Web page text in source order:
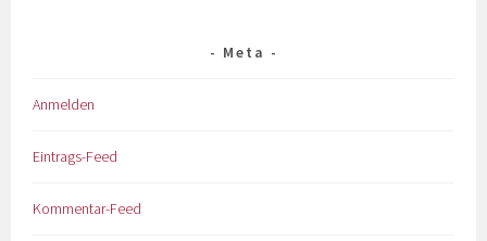
Meta
Anmelden
Eintrags-Feed
Kommentar-Feed